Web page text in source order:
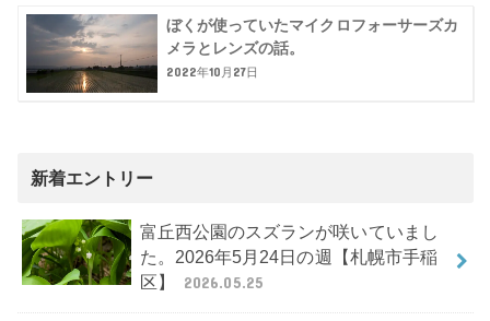
ぼくが使っていたマイクロフォーサーズカ
メラとレンズの話。
2022年10月27日
新着エントリー
富丘西公園のスズランが咲いていまし
た。2026年5月24日の週【札幌市手稲
区】
2026.05.25